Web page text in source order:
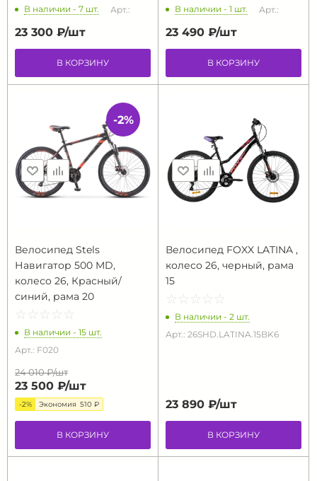
В наличии - 7 шт. Арт.:
23 300 ₽/шт
В КОРЗИНУ
В наличии - 1 шт. Арт.:
23 490 ₽/шт
В КОРЗИНУ
Велосипед Stels
Навигатор 500 MD,
колесо 26, Красный/
синий, рама 20
☆ ☆ ☆ ☆ ☆
★ ★ ★ ★ ★
В наличии - 15 шт.
Арт.: F020
24 010 ₽/шт
23 500 ₽/шт
-2% Экономия 510 ₽
В КОРЗИНУ
-2%
Велосипед FOXX LATINA ,
колесо 26, черный, рама
15
☆ ☆ ☆ ☆ ☆
★ ★ ★ ★ ★
В наличии - 2 шт.
Арт.: 26SHD.LATINA.15BK6
23 890 ₽/шт
В КОРЗИНУ